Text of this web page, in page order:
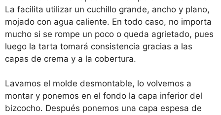
La facilita utilizar un cuchillo grande, ancho y plano,
mojado con agua caliente. En todo caso, no importa
mucho si se rompe un poco o queda agrietado, pues
luego la tarta tomará consistencia gracias a las
capas de crema y a la cobertura.
Lavamos el molde desmontable, lo volvemos a
montar y ponemos en el fondo la capa inferior del
bizcocho. Después ponemos una capa espesa de